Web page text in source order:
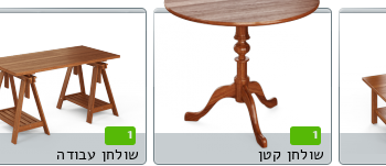
1
שולחן קטן
1
שולחן עבודה